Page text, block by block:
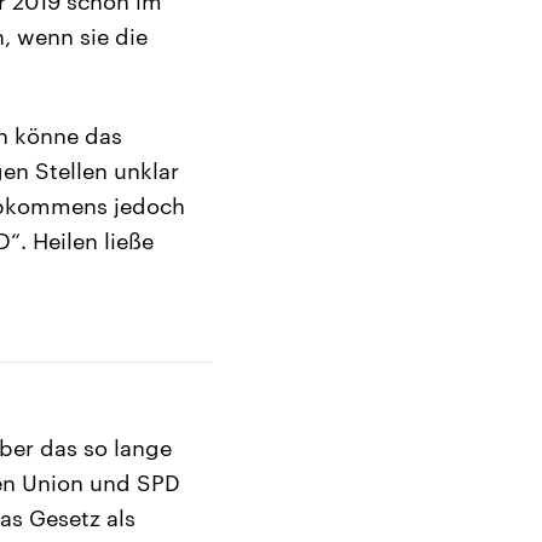
wenn sie die
könne das
Stellen unklar
jedoch
Heilen ließe
das so lange
Union und SPD
Gesetz als